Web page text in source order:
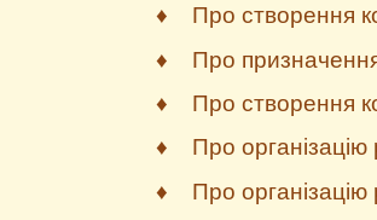
♦ Про створення
♦ Про призначення
♦ Про створення
♦ Про організацію
♦ Про організацію